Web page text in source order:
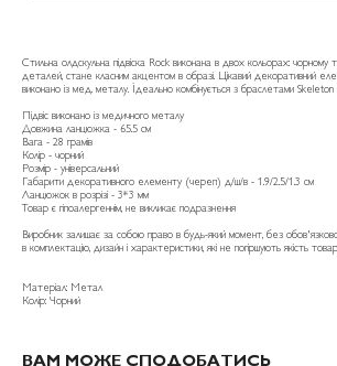
Стильна олдскульна підвіска Rock виконана в двох кольорах: чорному
деталей, стане класним акцентом в образі. Цікавий декоративний
виконано із мед. металу. Ідеально комбінується з браслетами Skeleton
Підвіс виконано із медичного металу
Довжина ланцюжка - 65.5 см
Вага - 28 грамів
Колір - чорний
Розмір - універсальний
Габарити декоративного елементу (череп) д/ш/в - 1.9/2.5/1.3 см
Ланцюжок в розрізі - 3*3 мм
Товар є гіпоалергеннім, не викликає подразнення
Виробник залишає за собою право в будь-який момент, без
в комплектацію, дизайн і характеристики, які не погіршують якість
Матеріал: Метал
Колір: Чорний
ВАМ МОЖЕ СПОДОБАТИСЬ